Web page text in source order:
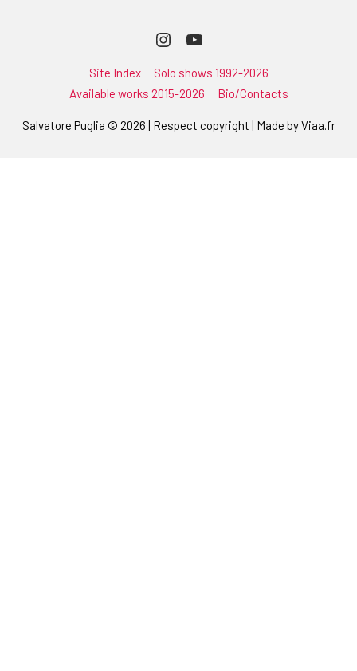
Salvatore Puglia © 2026 | Respect copyright | Made byViaa.fr
Site Index
Solo shows 1992-2026
Available works 2015-2026
Bio/Contacts
InstagramYoutube